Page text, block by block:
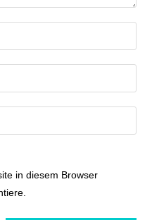
in diesem Browser